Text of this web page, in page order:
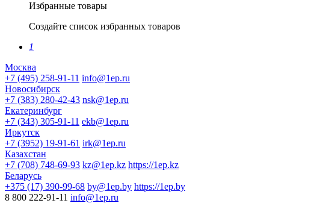
Избранные товары
Создайте список избранных товаров
1
Москва
+7 (495) 258-91-11 info@1ep.ru
Новосибирск
+7 (383) 280-42-43 nsk@1ep.ru
Екатеринбург
+7 (343) 305-91-11 ekb@1ep.ru
Иркутск
+7 (3952) 19-91-61 irk@1ep.ru
Казахстан
+7 (708) 748-69-93 kz@1ep.kz https://1ep.kz
Беларусь
+375 (17) 390-99-68 by@1ep.by https://1ep.by
8 800 222-91-11 info@1ep.ru